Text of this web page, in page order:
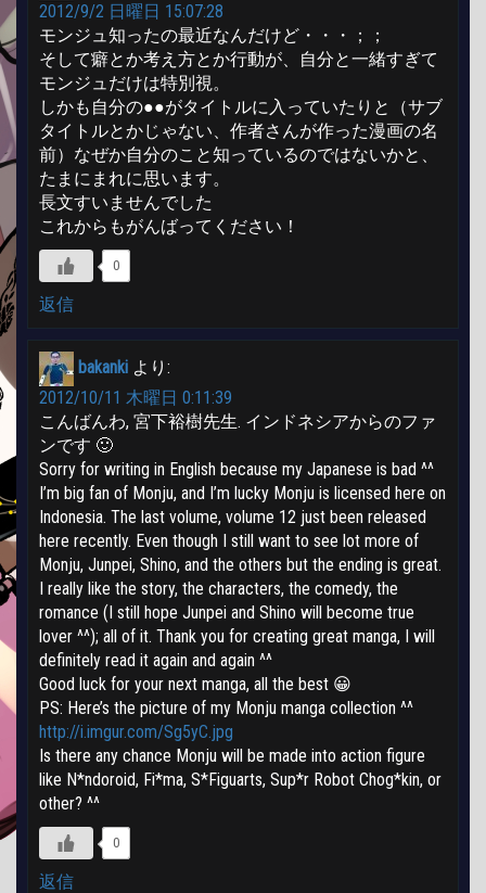
2012/9/2 日曜日 15:07:28
モンジュ知ったの最近なんだけど・・・；；
そして癖とか考え方とか行動が、自分と一緒すぎて
モンジュだけは特別視。
しかも自分の●●がタイトルに入っていたりと（サブ
タイトルとかじゃない、作者さんが作った漫画の名
前）なぜか自分のこと知っているのではないかと、
たまにまれに思います。
長文すいませんでした
これからもがんばってください！
0
返信
bakanki より:
2012/10/11 木曜日 0:11:39
こんばんわ, 宮下裕樹先生. インドネシアからのファ
ンです 🙂
Sorry for writing in English because my Japanese is bad ^^
I’m big fan of Monju, and I’m lucky Monju is licensed here on
Indonesia. The last volume, volume 12 just been released
here recently. Even though I still want to see lot more of
Monju, Junpei, Shino, and the others but the ending is great.
I really like the story, the characters, the comedy, the
romance (I still hope Junpei and Shino will become true
lover ^^); all of it. Thank you for creating great manga, I will
definitely read it again and again ^^
Good luck for your next manga, all the best 😀
PS: Here’s the picture of my Monju manga collection ^^
http://i.imgur.com/Sg5yC.jpg
Is there any chance Monju will be made into action figure
like N*ndoroid, Fi*ma, S*Figuarts, Sup*r Robot Chog*kin, or
other? ^^
0
返信